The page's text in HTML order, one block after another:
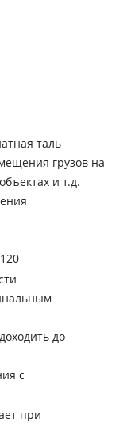
таль
грузов на
и т.д.
до
с
при